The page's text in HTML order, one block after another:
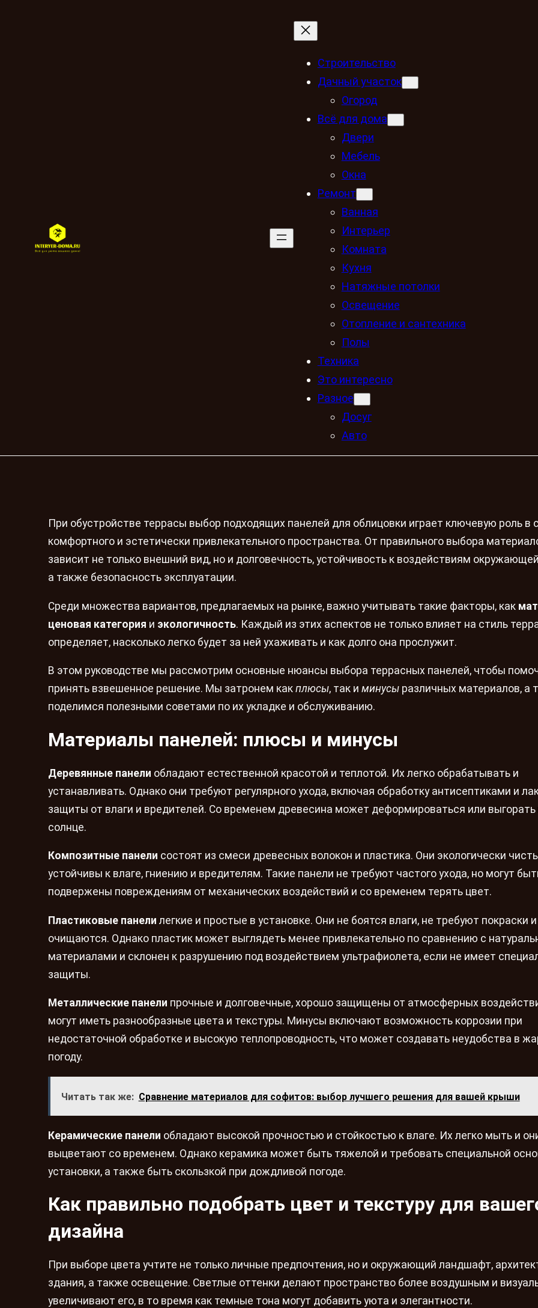
Строительство
Дачный участок
Огород
Всё для дома
Двери
Мебель
Окна
Ремонт
Ванная
Интерьер
Комната
Кухня
Натяжные потолки
Освещение
Отопление и сантехника
Полы
Техника
Это интересно
Разное
Досуг
Авто
При обустройстве террасы выбор подходящих панелей для облицовки играет ключевую роль в
комфортного и эстетически привлекательного пространства. От правильного выбора
зависит не только внешний вид, но и долговечность, устойчивость к воздействиям
а также безопасность эксплуатации.
Среди множества вариантов, предлагаемых на рынке, важно учитывать такие факторы, как
ценовая категория и экологичность. Каждый из этих аспектов не только влияет на стиль
определяет, насколько легко будет за ней ухаживать и как долго она прослужит.
В этом руководстве мы рассмотрим основные нюансы выбора террасных панелей, чтобы
принять взвешенное решение. Мы затронем как плюсы, так и минусы различных материалов, а
поделимся полезными советами по их укладке и обслуживанию.
Материалы панелей: плюсы и минусы
Деревянные панели обладают естественной красотой и теплотой. Их легко обрабатывать и
устанавливать. Однако они требуют регулярного ухода, включая обработку антисептиками и
защиты от влаги и вредителей. Со временем древесина может деформироваться или выгорать
солнце.
Композитные панели состоят из смеси древесных волокон и пластика. Они экологически
устойчивы к влаге, гниению и вредителям. Такие панели не требуют частого ухода, но могут
подвержены повреждениям от механических воздействий и со временем терять цвет.
Пластиковые панели легкие и простые в установке. Они не боятся влаги, не требуют покраски и
очищаются. Однако пластик может выглядеть менее привлекательно по сравнению с
материалами и склонен к разрушению под воздействием ультрафиолета, если не имеет
защиты.
Металлические панели прочные и долговечные, хорошо защищены от атмосферных
могут иметь разнообразные цвета и текстуры. Минусы включают возможность коррозии при
недостаточной обработке и высокую теплопроводность, что может создавать неудобства в
погоду.
Читать так же: Сравнение материалов для софитов: выбор лучшего решения для вашей крыши
Керамические панели обладают высокой прочностью и стойкостью к влаге. Их легко мыть и
выцветают со временем. Однако керамика может быть тяжелой и требовать специальной
установки, а также быть скользкой при дождливой погоде.
Как правильно подобрать цвет и текстуру для
дизайна
При выборе цвета учтите не только личные предпочтения, но и окружающий ландшафт,
здания, а также освещение. Светлые оттенки делают пространство более воздушным и
увеличивают его, в то время как темные тона могут добавить уюта и элегантности.